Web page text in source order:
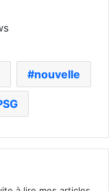
nouvelle